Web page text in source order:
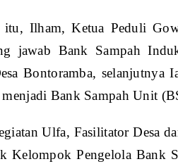
itu, Ilham, Ketua Peduli
jawab Bank Sampah
Bontoramba,
Bank Sampah Unit
Ulfa, Fasilitator Desa
Kelompok Pengelola Bank